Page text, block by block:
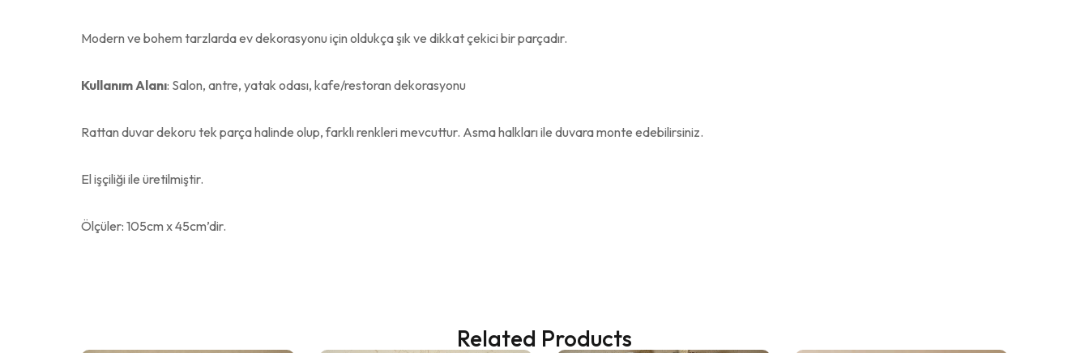
Modern ve bohem tarzlarda ev dekorasyonu için oldukça şık ve dikkat çekici bir parçadır.
Kullanım Alanı: Salon, antre, yatak odası, kafe/restoran dekorasyonu
Rattan duvar dekoru tek parça halinde olup, farklı renkleri mevcuttur. Asma halkları ile duvara monte edebilirsiniz.
El işçiliği ile üretilmiştir.
Ölçüler: 105cm x 45cm’dir.
Related Products